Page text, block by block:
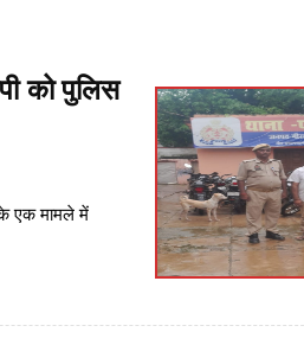
को पुलिस
के एक मामले में